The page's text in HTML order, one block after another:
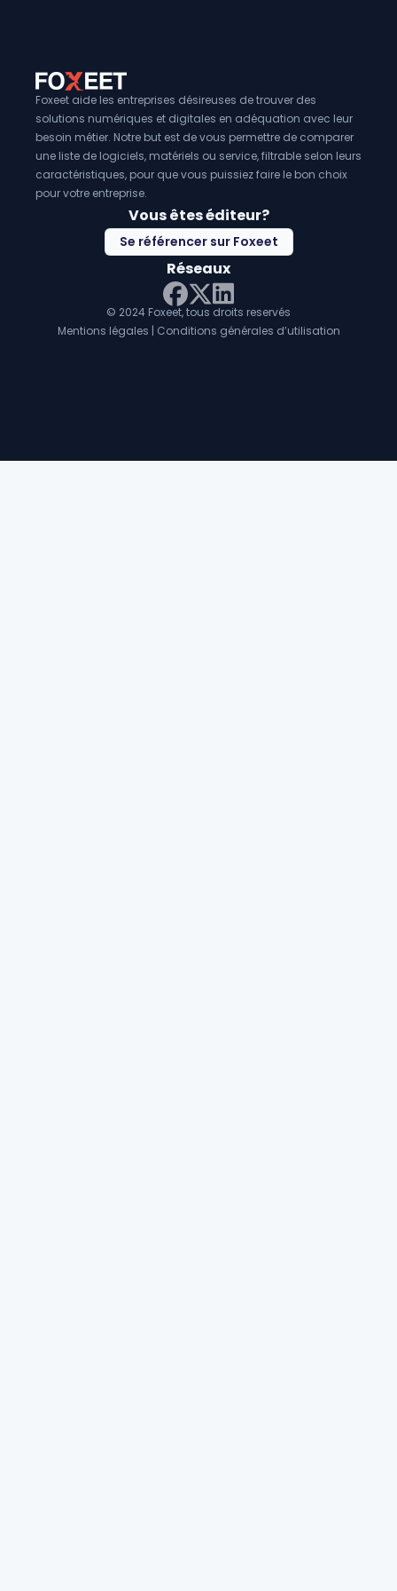
Foxeet aide les entreprises désireuses de trouver des
solutions numériques et digitales en adéquation avec leur
besoin métier. Notre but est de vous permettre de comparer
une liste de logiciels, matériels ou service, filtrable selon leurs
caractéristiques, pour que vous puissiez faire le bon choix
pour votre entreprise.
Vous êtes éditeur?
Se référencer sur Foxeet
Réseaux
Facebook
Twitter X
LinkedIn
© 2024 Foxeet, tous droits reservés
Mentions légales | Conditions générales d’utilisation